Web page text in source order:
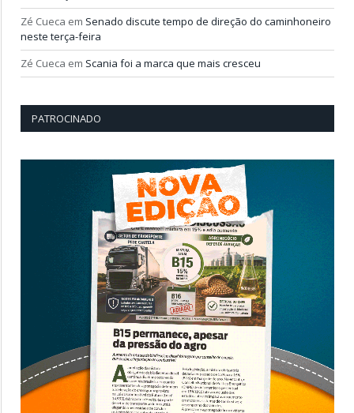
Zé Cueca em Senado discute tempo de direção do caminhoneiro
neste terça-feira
Zé Cueca em Scania foi a marca que mais cresceu
PATROCINADO